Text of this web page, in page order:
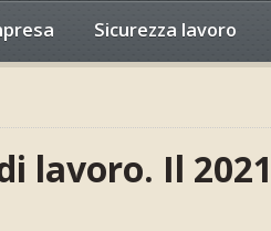
Sicurezza lavoro
lavoro. Il